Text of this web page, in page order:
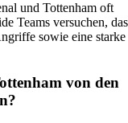
und Tottenham oft
Teams versuchen, das
sowie eine starke
von den